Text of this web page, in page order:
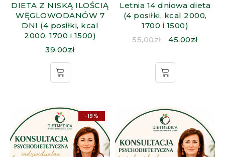
DIETA Z NISKĄ ILOŚCIĄ
WĘGLOWODANÓW 7
DNI (4 posiłki, kcal
2000, 1700 i 1500)
39,00zł
Letnia 14 dniowa dieta
(4 posiłki, kcal 2000,
1700 i 1500)
55,00zł 45,00zł
-19%